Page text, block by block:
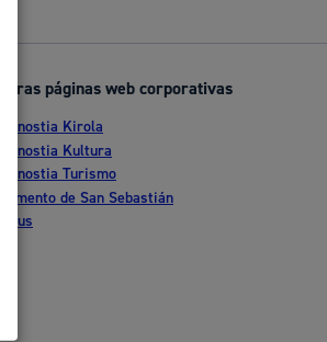
Otras páginas web corporativas
Donostia Kirola
Donostia Kultura
Donostia Turismo
Fomento de San Sebastián
Dbus